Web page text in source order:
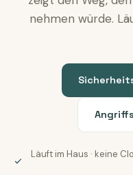
nehmen würde.
Läuft im Haus · keine